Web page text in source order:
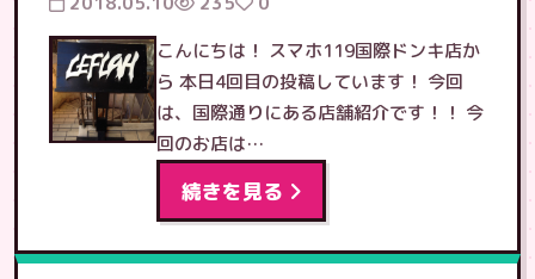
こんにちは！ スマホ119国際ドンキ店か
ら 本日4回目の投稿しています！ 今回
は、国際通りにある店舗紹介です！！ 今
回のお店は…
続きを見る